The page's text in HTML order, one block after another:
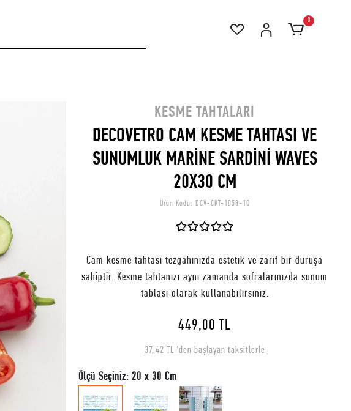
0
KESME TAHTALARI
DECOVETRO CAM KESME TAHTASI VE
SUNUMLUK MARİNE SARDİNİ WAVES
20X30 CM
Ürün Kodu: DCV-CKT-1058-1Q
Cam kesme tahtası tezgahınızda estetik ve zarif bir duruşa
sahiptir. Kesme tahtanızı aynı zamanda sofralarınızda sunum
tablası olarak kullanabilirsiniz.
449,00 TL
37,42 TL 'den başlayan taksitlerle
Ölçü Seçiniz: 20 x 30 Cm